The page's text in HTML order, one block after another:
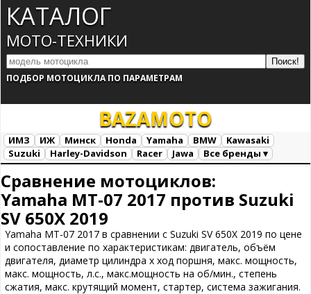
КАТАЛОГ
МОТО-ТЕХНИКИ
ПОДБОР МОТОЦИКЛА ПО ПАРАМЕТРАМ
BAZAMOTO
ИМЗ ИЖ Минск Honda Yamaha BMW
Kawasaki
Suzuki
Harley-Davidson Racer Jawa
Все бренды ▾
Сравнение мотоциклов:
Yamaha MT-07 2017 против Suzuki
SV 650X 2019
Yamaha MT-07 2017 в сравнении с Suzuki SV 650X 2019 по цене
и сопоставление по характеристикам: двигатель, объём
двигателя, диаметр цилиндра х ход поршня, макс. мощность,
макс. мощность, л.с., макс.мощность на об/мин., степень
сжатия, макс. крутящий момент, стартер, система зажигания.